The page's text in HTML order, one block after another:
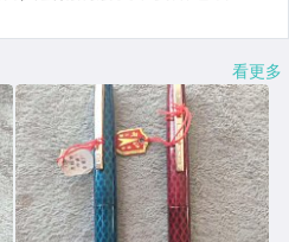
看更多